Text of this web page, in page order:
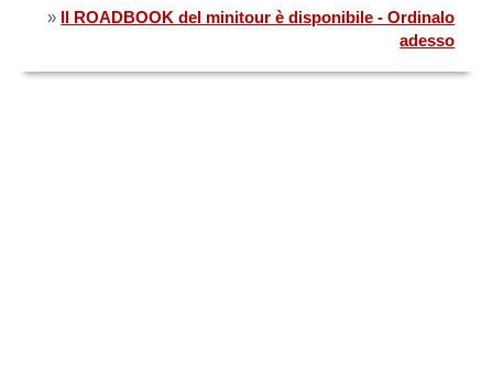
» Il ROADBOOK del minitour è disponibile - Ordinalo
adesso